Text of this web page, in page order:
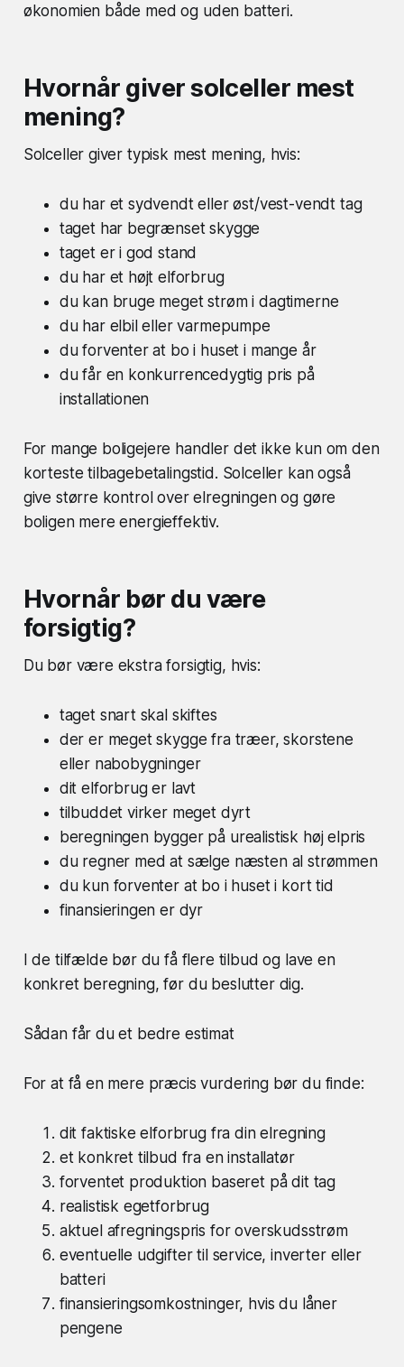
økonomien både med og uden batteri.
Hvornår giver solceller mest
mening?
Solceller giver typisk mest mening, hvis:
du har et sydvendt eller øst/vest-vendt tag
taget har begrænset skygge
taget er i god stand
du har et højt elforbrug
du kan bruge meget strøm i dagtimerne
du har elbil eller varmepumpe
du forventer at bo i huset i mange år
du får en konkurrencedygtig pris på
installationen
For mange boligejere handler det ikke kun om den
korteste tilbagebetalingstid. Solceller kan også
give større kontrol over elregningen og gøre
boligen mere energieffektiv.
Hvornår bør du være
forsigtig?
Du bør være ekstra forsigtig, hvis:
taget snart skal skiftes
der er meget skygge fra træer, skorstene
eller nabobygninger
dit elforbrug er lavt
tilbuddet virker meget dyrt
beregningen bygger på urealistisk høj elpris
du regner med at sælge næsten al strømmen
du kun forventer at bo i huset i kort tid
finansieringen er dyr
I de tilfælde bør du få flere tilbud og lave en
konkret beregning, før du beslutter dig.
Sådan får du et bedre estimat
For at få en mere præcis vurdering bør du finde:
dit faktiske elforbrug fra din elregning
et konkret tilbud fra en installatør
forventet produktion baseret på dit tag
realistisk egetforbrug
aktuel afregningspris for overskudsstrøm
eventuelle udgifter til service, inverter eller
batteri
finansieringsomkostninger, hvis du låner
pengene